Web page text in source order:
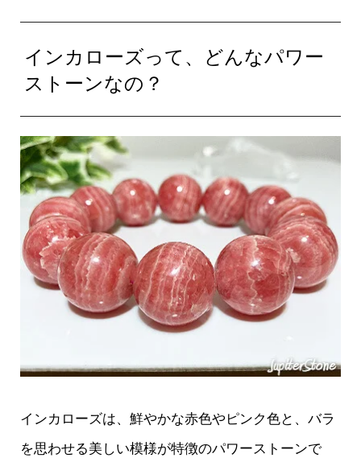
インカローズって、どんなパワー
ストーンなの？
インカローズは、鮮やかな赤色やピンク色と、バラ
を思わせる美しい模様が特徴のパワーストーンで